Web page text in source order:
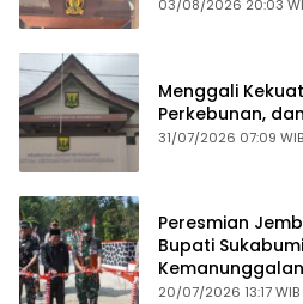
03/08/2026 20:03
Menggali
Perkebunan,
31/07/2026 07:09 WIB
Peresmian
Bupati
20/07/2026 13:17 WIB